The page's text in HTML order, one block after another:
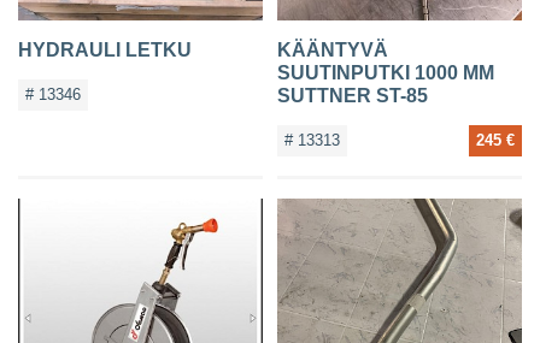
HYDRAULI LETKU
# 13346
KÄÄNTYVÄ
SUUTINPUTKI 1000 MM
SUTTNER ST-85
# 13313 245 €